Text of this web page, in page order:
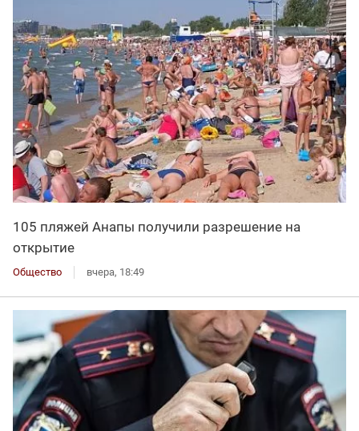
105 пляжей Анапы получили разрешение на
открытие
Общество вчера, 18:49